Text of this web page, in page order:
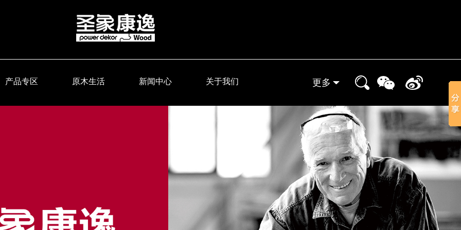
产品专区 原木生活 新闻中心 关于我们 更多
实体门店
晒家分享
小象装修课堂